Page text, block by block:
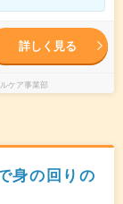
詳しく見る
ケア事業部
身の回りの